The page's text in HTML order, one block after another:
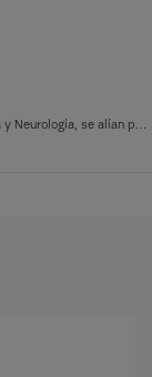
Pacientes, profesionales de Atención Primaria, Farmacia y Neurología, se alían para mejorar el abordaje de la enfermedad de Párkinson